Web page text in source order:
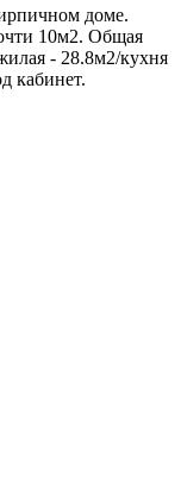
доме.
10м2. Общая
- 28.8м2/кухня
кабинет.